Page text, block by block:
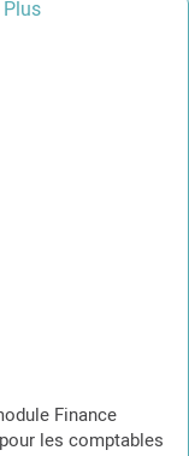
Finance
les comptables